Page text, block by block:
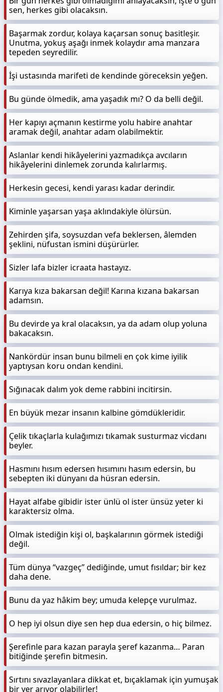
sen, herkes gibi olacaksın.
Başarmak zordur, kolaya kaçarsan sonuç basitleşir.
Unutma, yokuş aşağı inmek kolaydır ama manzara
tepeden seyredilir.
İşi ustasında marifeti de kendinde göreceksin yeğen.
Bu günde ölmedik, ama yaşadık mı? O da belli değil.
Her kapıyı açmanın kestirme yolu habire anahtar
aramak değil, anahtar adam olabilmektir.
Aslanlar kendi hikâyelerini yazmadıkça avcıların
hikâyelerini dinlemek zorunda kalırlarmış.
Herkesin gecesi, kendi yarası kadar derindir.
Kiminle yaşarsan yaşa aklındakiyle ölürsün.
Zehirden şifa, soysuzdan vefa beklersen, âlemden
şeklini, nüfustan ismini düşürürler.
Sizler lafa bizler icraata hastayız.
Karıya kıza bakarsan değil! Karına kızana bakarsan
adamsın.
Bu devirde ya kral olacaksın, ya da adam olup yoluna
bakacaksın.
Nankördür insan bunu bilmeli en çok kime iyilik
yaptıysan koru ondan kendini.
Sığınacak dalım yok deme rabbini incitirsin.
En büyük mezar insanın kalbine gömdükleridir.
Çelik tıkaçlarla kulağımızı tıkamak susturmaz vicdanı
beyler.
Hasmını hısım edersen hısımını hasım edersin, bu
sebepten iki dünyanı da hüsran edersin.
Hayat alfabe gibidir ister ünlü ol ister ünsüz yeter ki
karaktersiz olma.
Olmak istediğin kişi ol, başkalarının görmek istediği
değil.
Tüm dünya “vazgeç” dediğinde, umut fısıldar; bir kez
daha dene.
Bunu da yaz hâkim bey; umuda kelepçe vurulmaz.
O hep iyi olsun diye sen hep dua edersin, o hiç bilmez.
Şerefinle para kazan parayla şeref kazanma… Paran
bitiğinde şerefin bitmesin.
Sırtını sıvazlayanlara dikkat et, bıçaklamak için yumuşak
bir yer arıyor olabilirler!